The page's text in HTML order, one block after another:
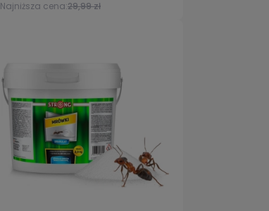
Najniższa cena:29,99 zł